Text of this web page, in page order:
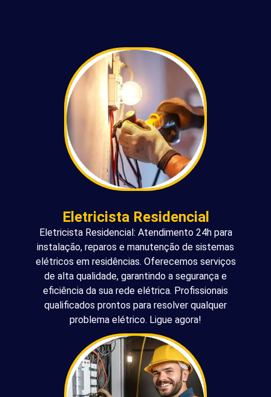
Eletricista Residencial
Eletricista Residencial: Atendimento 24h para
instalação, reparos e manutenção de sistemas
elétricos em residências. Oferecemos serviços
de alta qualidade, garantindo a segurança e
eficiência da sua rede elétrica. Profissionais
qualificados prontos para resolver qualquer
problema elétrico. Ligue agora!